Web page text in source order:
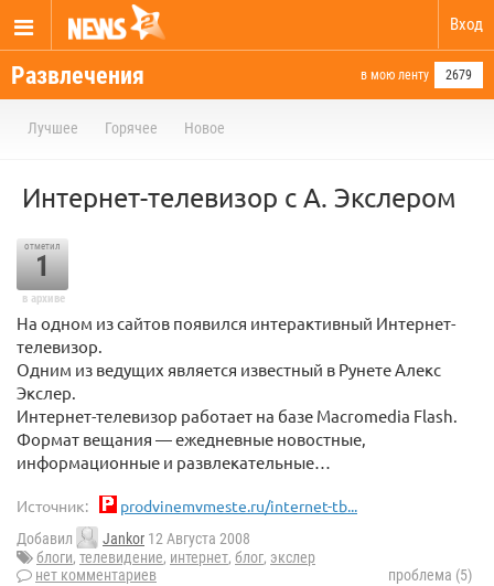
Вход
Развлечения в мою ленту 2679
Лучшее Горячее Новое
Интернет-телевизор с А. Экслером
отметил
1
в архиве
На одном из сайтов появился интерактивный Интернет-
телевизор.
Одним из ведущих является известный в Рунете Алекс
Экслер.
Интернет-телевизор работает на базе Macromedia Flash.
Формат вещания — ежедневные новостные,
информационные и развлекательные…
Источник: prodvinemvmeste.ru/internet-tb...
Добавил Jankor 12 Августа 2008
блоги, телевидение, интернет, блог, экслер
нет комментариев
проблема (5)